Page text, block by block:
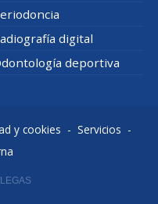
digital
deportiva
y cookies - Servicios -